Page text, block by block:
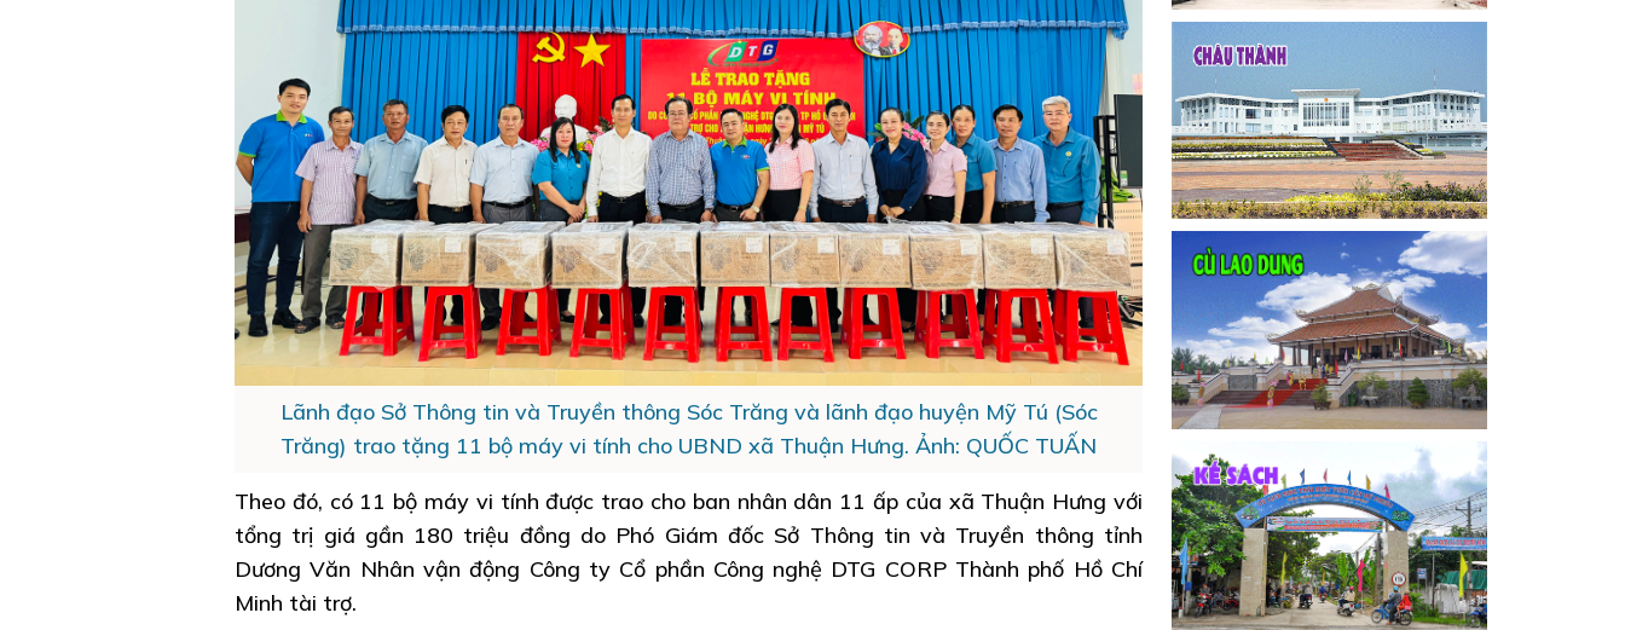
Lãnh đạo Sở Thông tin và Truyền thông Sóc Trăng và lãnh đạo huyện Mỹ Tú (Sóc
Trăng) trao tặng 11 bộ máy vi tính cho UBND xã Thuận Hưng. Ảnh: QUỐC TUẤN
Theo đó, có 11 bộ máy vi tính được trao cho ban nhân dân 11 ấp của xã Thuận Hưng với
tổng trị giá gần 180 triệu đồng do Phó Giám đốc Sở Thông tin và Truyền thông tỉnh
Dương Văn Nhân vận động Công ty Cổ phần Công nghệ DTG CORP Thành phố Hồ Chí
Minh tài trợ.